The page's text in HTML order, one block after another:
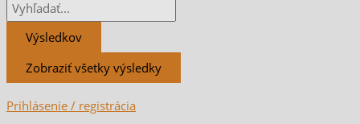
Výsledkov
Zobraziť všetky výsledky
Prihlásenie / registrácia